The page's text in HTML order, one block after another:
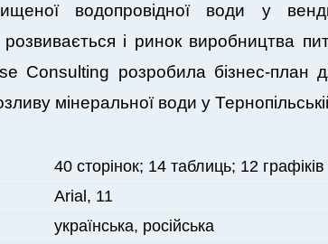
водопровідної води у
і ринок виробництва
Consulting розробила бізнес-план
мінеральної води у
40 сторінок; 14 таблиць; 12
Arial, 11
українська, російська